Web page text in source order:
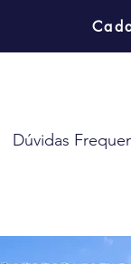
Dúvidas